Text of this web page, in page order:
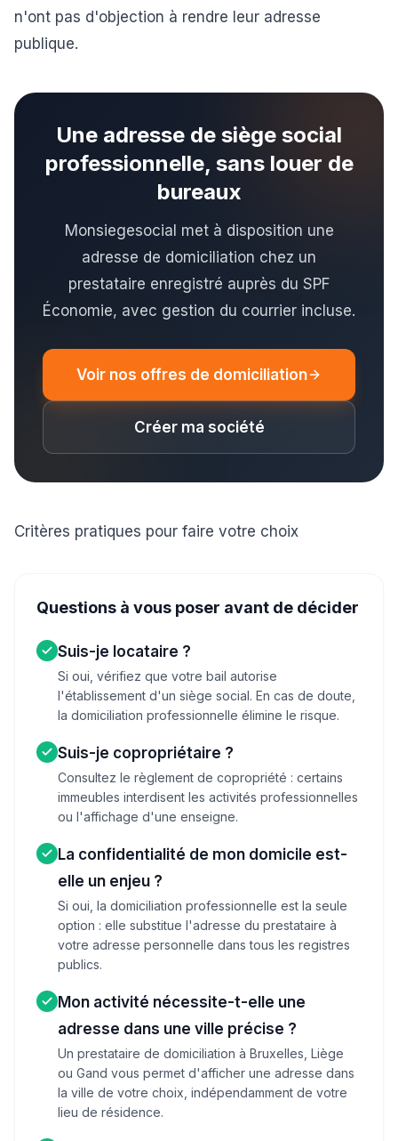
n'ont pas d'objection à rendre leur adresse
publique.
Une adresse de siège social
professionnelle, sans louer de
bureaux
Monsiegesocial met à disposition une
adresse de domiciliation chez un
prestataire enregistré auprès du SPF
Économie, avec gestion du courrier incluse.
Voir nos offres de domiciliation
Créer ma société
Critères pratiques pour faire votre choix
Questions à vous poser avant de décider
Suis-je locataire ?
Si oui, vérifiez que votre bail autorise
l'établissement d'un siège social. En cas de doute,
la domiciliation professionnelle élimine le risque.
Suis-je copropriétaire ?
Consultez le règlement de copropriété : certains
immeubles interdisent les activités professionnelles
ou l'affichage d'une enseigne.
La confidentialité de mon domicile est-
elle un enjeu ?
Si oui, la domiciliation professionnelle est la seule
option : elle substitue l'adresse du prestataire à
votre adresse personnelle dans tous les registres
publics.
Mon activité nécessite-t-elle une
adresse dans une ville précise ?
Un prestataire de domiciliation à Bruxelles, Liège
ou Gand vous permet d'afficher une adresse dans
la ville de votre choix, indépendamment de votre
lieu de résidence.